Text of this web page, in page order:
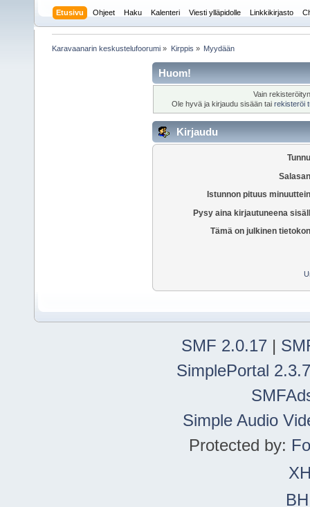
Etusivu Ohjeet Haku Kalenteri Viesti ylläpidolle Linkkikirjasto
Karavaanarin keskustelufoorumi » Kirppis » Myydään
Huom!
Vain
Ole hyvä ja kirjaudu sisään tai rekisteröi
Kirjaudu
Istunnon pituus
Pysy aina kirjautuneena
Tämä on julkinen
SMF 2.0.17 |
SimplePortal
Simple Audio
Protected by: